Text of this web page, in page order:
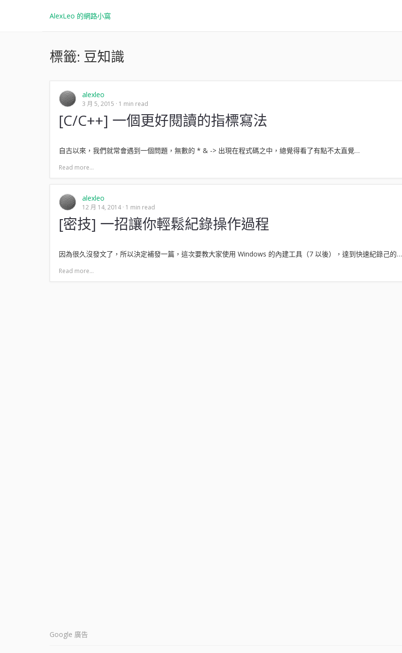
AlexLeo 的網路小窩
標籤: 豆知識
alexleo
3 月 5, 2015 1 min read
[C/C++] 一個更好閱讀的指標寫法
自古以來，我們就常會遇到一個問題，無數的 * & -> 出現在程式碼之中，總覺得看了有點不太直覺…
Read more...
alexleo
12 月 14, 2014 1 min read
[密技] 一招讓你輕鬆紀錄操作過程
因為很久沒發文了，所以決定補發一篇，這次要教大家使用 Windows 的內建工具（7 以後），達到快速紀錄己的…
Read more...
Google 廣告